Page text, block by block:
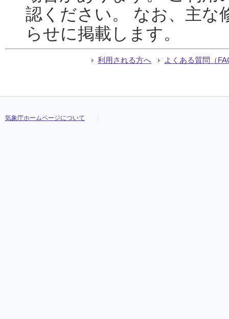
認ください。 なお、主な
らせに掲載します。
利用される方へ よくある質問（
気象庁ホームページについて